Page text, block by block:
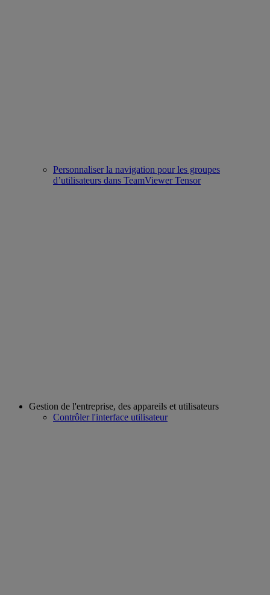
Personnaliser la navigation pour les groupes
d’utilisateurs dans TeamViewer Tensor
Gestion de l'entreprise, des appareils et utilisateurs
Contrôler l'interface utilisateur